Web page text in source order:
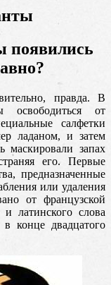
появились
правда. В
освободиться от
салфетки
ладаном, и затем
запах
его. Первые
предназначенные
или удаления
от французской
и латинского слова
конце двадцатого